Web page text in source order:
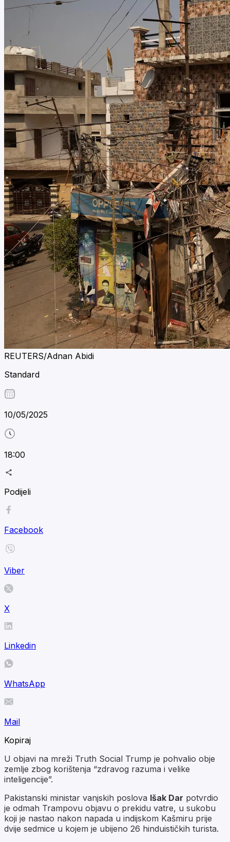
REUTERS/Adnan Abidi
Standard
10/05/2025
18:00
Podijeli
Facebook
Viber
X
Linkedin
WhatsApp
Mail
Kopiraj
U objavi na mreži Truth Social Trump je pohvalio obje
zemlje zbog korištenja “zdravog razuma i velike
inteligencije”.
Pakistanski ministar vanjskih poslova Išak Dar potvrdio
je odmah Trampovu objavu o prekidu vatre, u sukobu
koji je nastao nakon napada u indijskom Kašmiru prije
dvije sedmice u kojem je ubijeno 26 hinduističkih turista.